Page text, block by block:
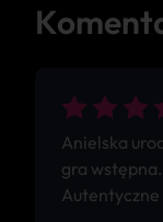
Anielska
gra